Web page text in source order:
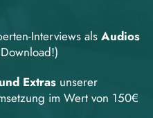
Interviews als Audios
Extras unserer
im Wert von 150€